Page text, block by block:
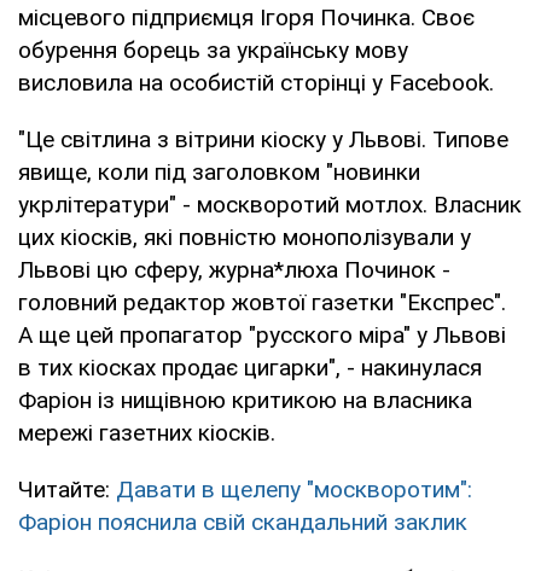
місцевого підприємця Ігоря Починка. Своє
обурення борець за українську мову
висловила на особистій сторінці у Facebook.
"Це світлина з вітрини кіоску у Львові. Типове
явище, коли під заголовком "новинки
укрлітератури" - москворотий мотлох. Власник
цих кіосків, які повністю монополізували у
Львові цю сферу, журна*люха Починок -
головний редактор жовтої газетки "Експрес".
А ще цей пропагатор "русского міра" у Львові
в тих кіосках продає цигарки", - накинулася
Фаріон із нищівною критикою на власника
мережі газетних кіосків.
Читайте: Давати в щелепу "москворотим":
Фаріон пояснила свій скандальний заклик